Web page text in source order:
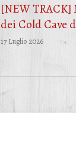
[NEW TRACK]
dei Cold Cave
17 Luglio 2026